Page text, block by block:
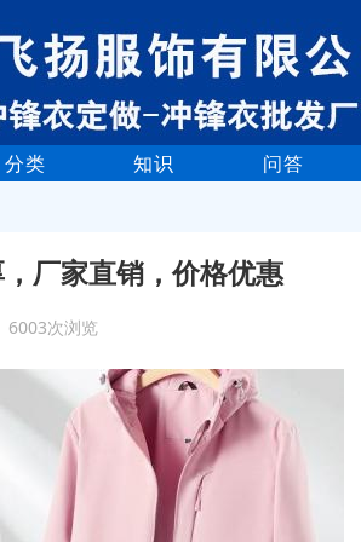
分类 知识 问答
厂家直销，价格优惠
次浏览